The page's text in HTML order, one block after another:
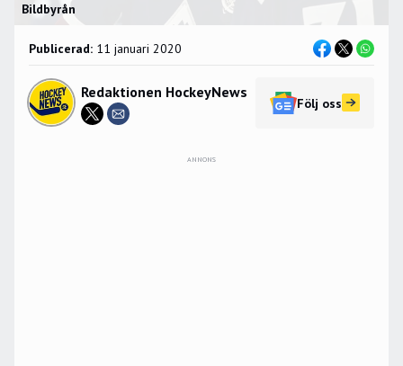
Bildbyrån
Publicerad: 11 januari 2020
Redaktionen HockeyNews
Följ oss
ANNONS